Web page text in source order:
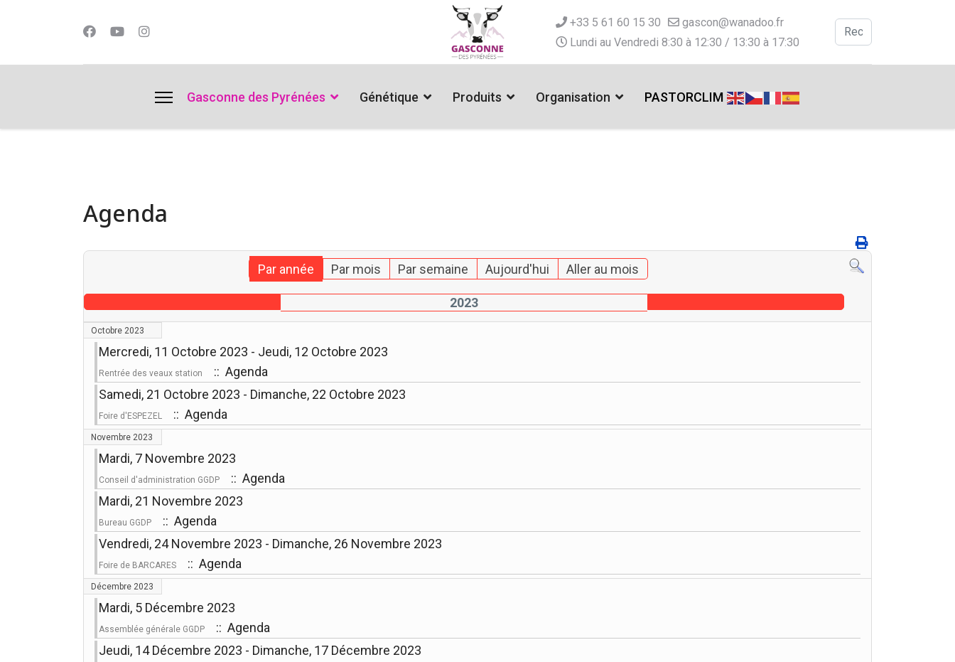
+33 5 61 60 15 30
gascon@wanadoo.fr
Lundi au Vendredi 8:30 à 12:30 / 13:30 à 17:30
Valider
Gasconne des Pyrénées Génétique Produits Organisation PASTORCLIM
Agenda
Par année Par mois Par semaine Aujourd'hui Aller au mois
2023
Octobre 2023
Mercredi, 11 Octobre 2023 - Jeudi, 12 Octobre 2023
Rentrée des veaux station
:: Agenda
Samedi, 21 Octobre 2023 - Dimanche, 22 Octobre 2023
Foire d'ESPEZEL :: Agenda
Novembre 2023
Mardi, 7 Novembre 2023
Conseil d'administration GGDP
:: Agenda
Mardi, 21 Novembre 2023
Bureau GGDP
:: Agenda
Vendredi, 24 Novembre 2023 - Dimanche, 26 Novembre 2023
Foire de BARCARES :: Agenda
Décembre 2023
Mardi, 5 Décembre 2023
Assemblée générale GGDP
:: Agenda
Jeudi, 14 Décembre 2023 - Dimanche, 17 Décembre 2023